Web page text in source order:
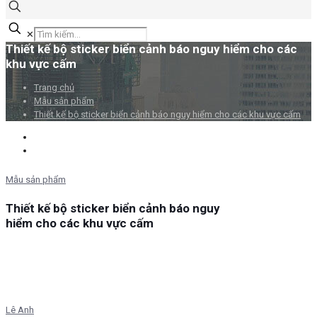
✕
Thiết kế bộ sticker biển cảnh báo nguy hiểm cho các
khu vực cấm
Trang chủ
Mẫu sản phẩm
Thiết kế bộ sticker biển cảnh báo nguy hiểm cho các khu vực cấm
Mẫu sản phẩm
Thiết kế bộ sticker biển cảnh báo nguy
hiểm cho các khu vực cấm
Lê Anh